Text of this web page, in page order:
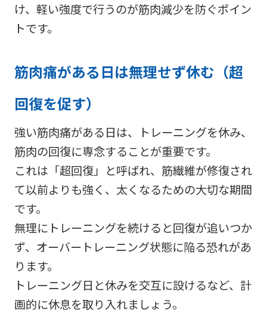
け、軽い強度で行うのが筋肉減少を防ぐポイン
トです。
筋肉痛がある日は無理せず休む（超
回復を促す）
強い筋肉痛がある日は、トレーニングを休み、
筋肉の回復に専念することが重要です。
これは「超回復」と呼ばれ、筋繊維が修復され
て以前よりも強く、太くなるための大切な期間
です。
無理にトレーニングを続けると回復が追いつか
ず、オーバートレーニング状態に陥る恐れがあ
ります。
トレーニング日と休みを交互に設けるなど、計
画的に休息を取り入れましょう。